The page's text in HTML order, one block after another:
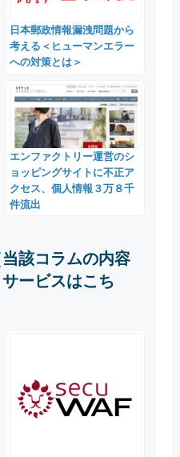
日本郵政情報漏洩問題から
考える＜ヒューマンエラー
への対策とは＞
エンファクトリー運営のシ
ョッピングサイトに不正ア
クセス、個人情報３万８千
件流出
該コラムの内容
ービスはこち